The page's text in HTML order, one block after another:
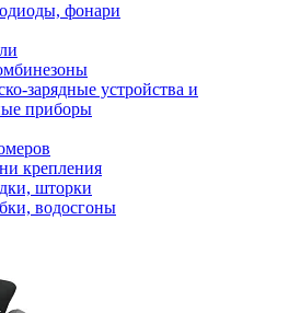
фонари
зарядные устройства и
приборы
крепления
шторки
водосгоны